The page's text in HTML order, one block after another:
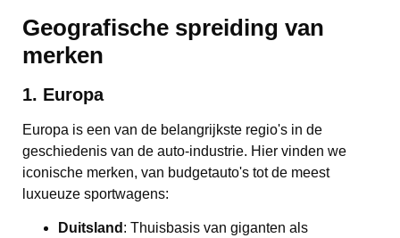
Geografische spreiding van
merken
1. Europa
Europa is een van de belangrijkste regio's in de
geschiedenis van de auto-industrie. Hier vinden we
iconische merken, van budgetauto's tot de meest
luxueuze sportwagens:
Duitsland : Thuisbasis van giganten als